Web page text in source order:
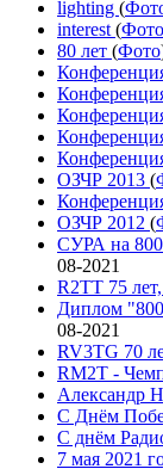
lighting (
interest (Фото
80 лет (Фото
ОЗЧР 2013 (
ОЗЧР 2012 (
СУРА на
08-2021
R2TT 75
Диплом
08-2021
RV3TG 70
RM2T -
Александр
С Днём
C днём
7 мая 2021